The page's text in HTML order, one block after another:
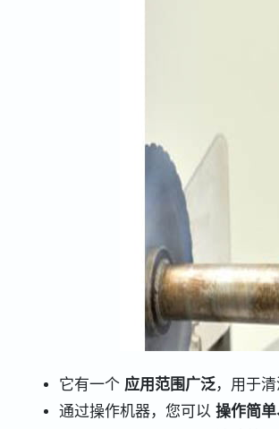
它有一个 应用范围广泛，用于清
通过操作机器，您可以 操作简